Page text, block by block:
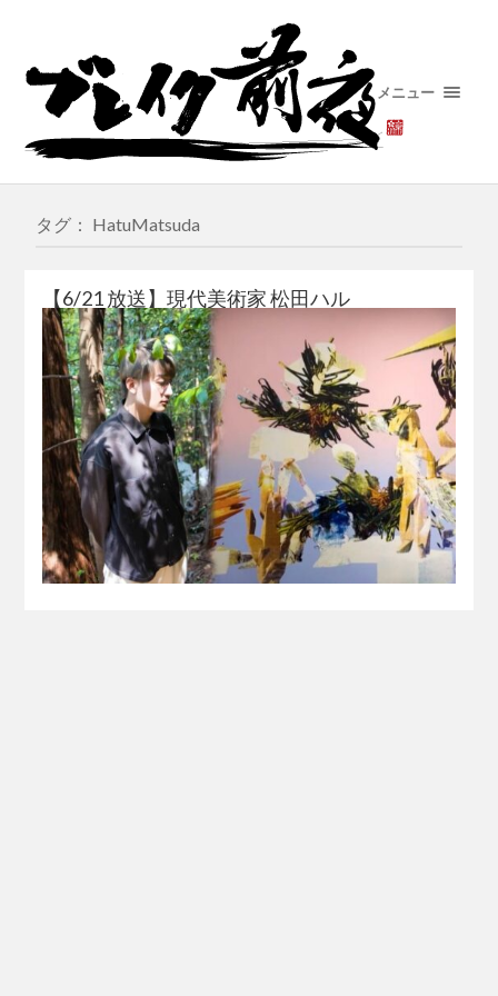
メニュー
タグ： HatuMatsuda
【6/21 放送】現代美術家 松田ハル